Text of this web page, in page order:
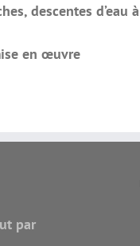
descentes d’eau à
en œuvre
par